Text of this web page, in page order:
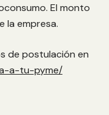
El monto
la empresa.
de postulación en
a-tu-pyme/